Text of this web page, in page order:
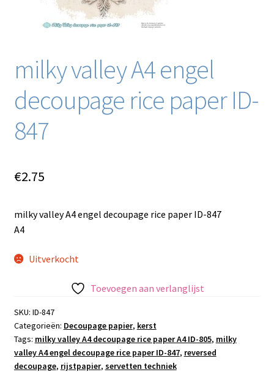
milky valley A4 engel
decoupage rice paper ID-
847
€2.75
milky valley A4 engel decoupage rice paper ID-847
A4
Uitverkocht
Toevoegen aan verlanglijst
SKU: ID-847
Categorieën: Decoupage papier, kerst
Tags: milky valley A4 decoupage rice paper A4 ID-805, milky
valley A4 engel decoupage rice paper ID-847, reversed
decoupage, rijstpapier, servetten techniek